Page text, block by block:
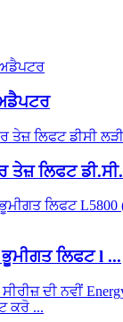
ਤੇਜ਼ ਲਿਫਟ ਡੀ.ਸੀ.
ਲਿਫਟ l ...